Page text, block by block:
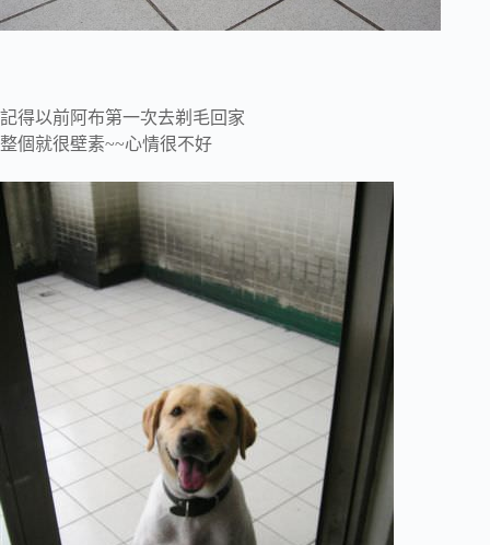
記得以前阿布第一次去剃毛回家
整個就很壁素~~心情很不好